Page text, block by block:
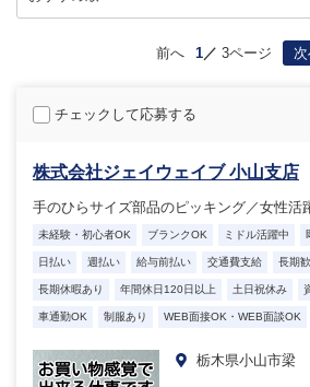
前へ 1 3ページ
チェックして応募する
株式会社ジェイウェイブ 小山支店
手のひらサイズ部品のピッキング／女性活
未経験・初心者OK ブランクOK ミドル活躍中
日払い 週払い 給与前払い 交通費支給 長期
長期休暇あり 年間休日120日以上 土日祝休み
車通勤OK 制服あり WEB面接OK・WEB面談OK
栃木県小山市梁